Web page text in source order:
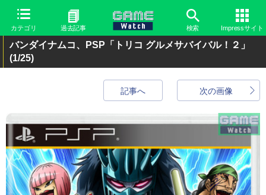
カテゴリ 過去記事 検索 Impressサイト
バンダイナムコ、PSP「トリコ グルメサバイバル！２」
(1/25)
次の画像
記事へ